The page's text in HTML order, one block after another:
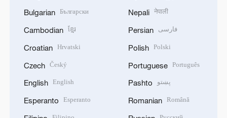
Bulgarian Български
Cambodian ខ្មែរ
Croatian Hrvatski
Czech Český
English English
Esperanto Esperanto
Nepali नेपाली
Persian فارسی
Polish Polski
Portuguese Português
Pashto پښتو
Romanian Română